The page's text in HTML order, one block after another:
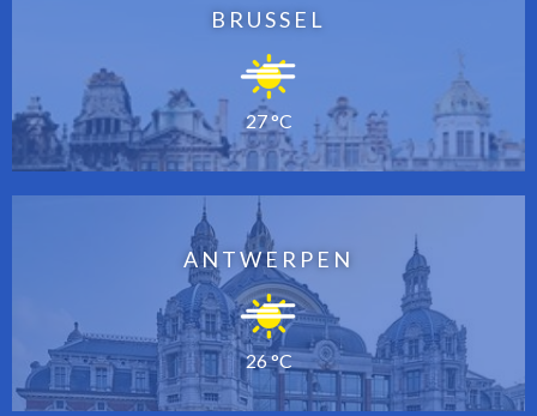
BRUSSEL
27 °C
ANTWERPEN
26 °C